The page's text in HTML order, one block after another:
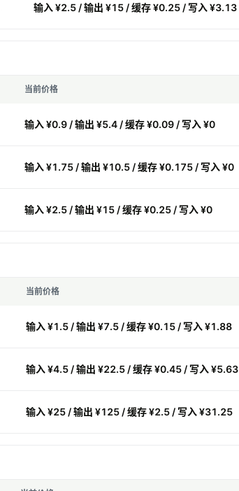
输入 ¥2.5 / 输出 ¥15 / 缓存 ¥0.25 / 写入 ¥3.13
当前价格
输入 ¥0.9 / 输出 ¥5.4 / 缓存 ¥0.09 / 写入 ¥0
输入 ¥1.75 / 输出 ¥10.5 / 缓存 ¥0.175 / 写入 ¥0
输入 ¥2.5 / 输出 ¥15 / 缓存 ¥0.25 / 写入 ¥0
当前价格
输入 ¥1.5 / 输出 ¥7.5 / 缓存 ¥0.15 / 写入 ¥1.88
输入 ¥4.5 / 输出 ¥22.5 / 缓存 ¥0.45 / 写入 ¥5.63
输入 ¥25 / 输出 ¥125 / 缓存 ¥2.5 / 写入 ¥31.25